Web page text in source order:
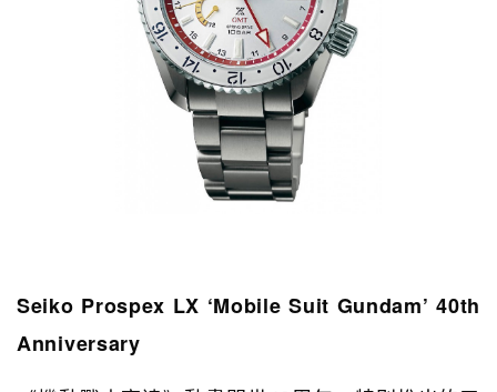
Seiko Prospex LX ‘Mobile Suit Gundam’ 40th
Anniversary